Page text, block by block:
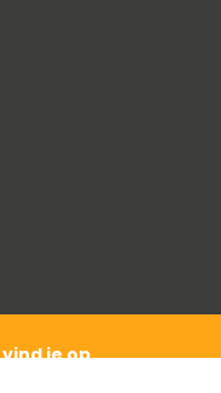
je op